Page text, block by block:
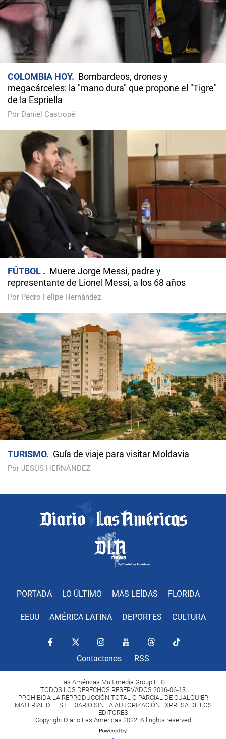
COLOMBIA HOY
Bombardeos, drones y
megacárceles: la "mano dura" que propone el "Tigre"
de la Espriella
Por Daniel Castropé
FÚTBOL
Muere Jorge Messi, padre y
representante de Lionel Messi, a los 68 años
Por Pedro Felipe Hernández
TURISMO Guía de viaje para visitar Moldavia
Por JESÚS HERNÁNDEZ
PORTADA LO ÚLTIMO MÁS LEÍDAS FLORIDA
EEUU AMÉRICA LATINA DEPORTES CULTURA
Contactenos RSS
Las Américas Multimedia Group LLC.
TODOS LOS DERECHOS RESERVADOS 2016-06-13
PROHIBIDA LA REPRODUCCIÓN TOTAL O PARCIAL DE CUALQUIER
MATERIAL DE ESTE DIARIO SIN LA AUTORIZACIÓN EXPRESA DE LOS
EDITORES
Copyright Diario Las Américas 2022. All rights reserved